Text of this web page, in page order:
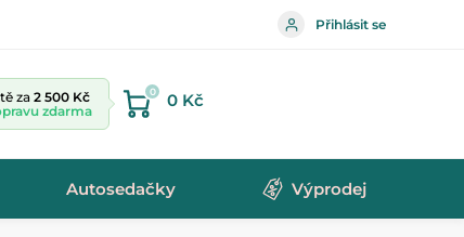
Přihlásit se
za 2 500 Kč
zdarma
0 0 Kč
Autosedačky Výprodej